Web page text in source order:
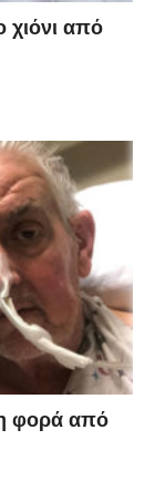
χιόνι από
φορά από